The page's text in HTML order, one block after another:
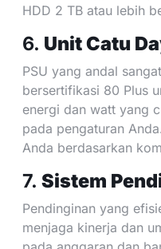
HDD 2 TB atau lebih
6. Unit Catu
PSU yang andal
bersertifikasi 80 Plus
energi dan watt yang
pada pengaturan
Anda berdasarkan
7. Sistem
Pendinginan yang
menjaga kinerja dan